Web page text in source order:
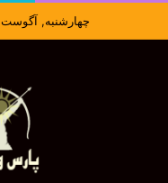
چهارشنبه, آگوست 5 2026